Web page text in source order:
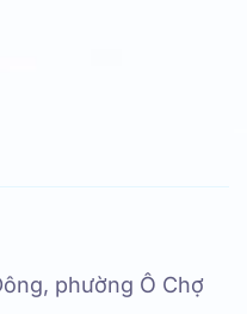
phường Ô Chợ